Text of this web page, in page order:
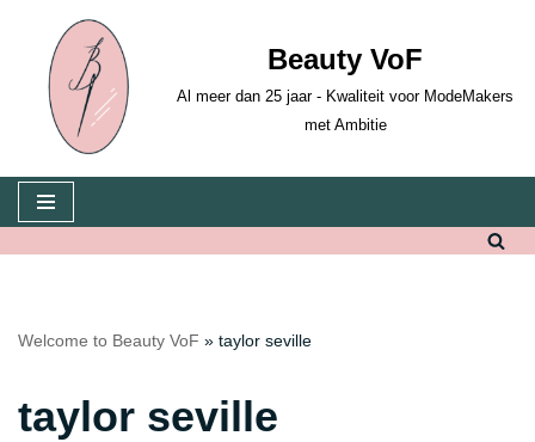
Skip
content
Beauty VoF
Al meer dan 25 jaar - Kwaliteit voor ModeMakers
met Ambitie
Welcome to Beauty VoF » taylor seville
taylor seville